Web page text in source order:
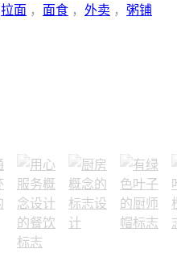
拉面 ， 面食 ， 外卖 ， 粥铺